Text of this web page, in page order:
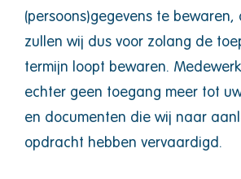
(persoons)gegevens te bewaren,
zullen wij dus voor zolang de
termijn loopt bewaren.
echter geen toegang meer tot
en documenten die wij naar
opdracht hebben vervaardigd.